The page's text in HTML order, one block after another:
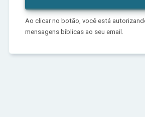
Ao clicar no botão, você está
mensagens bíblicas ao seu email.